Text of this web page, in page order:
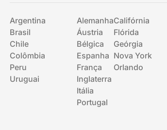
Argentina
Brasil
Chile
Colômbia
Peru
Uruguai
Alemanha
Áustria
Bélgica
Espanha
França
Inglaterra
Itália
Portugal
Califórnia
Flórida
Geórgia
Nova York
Orlando